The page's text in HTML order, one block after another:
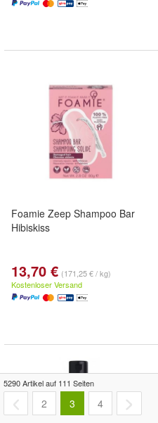
Foamie Zeep Shampoo Bar
Hibiskiss
13,70 € (171,25 € / kg)
Kostenloser Versand
5290 Artikel auf 111 Seiten
2 3 4